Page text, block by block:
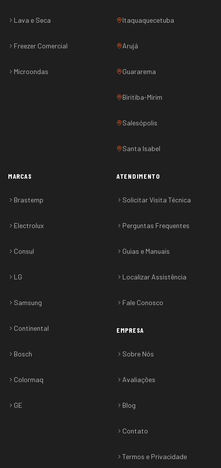
Lava e Seca
Freezer Comercial
Microondas
Itaquaquecetuba
Arujá
Guararema
Biritiba-Mirim
Salesópolis
Santa Isabel
MARCAS
Brastemp
Electrolux
Consul
LG
Samsung
Continental
Bosch
Colormaq
GE
ATENDIMENTO
Solicitar Visita Técnica
Perguntas Frequentes
Guias e Manuais
Localizar Assistência
Fale Conosco
EMPRESA
Sobre Nós
Avaliações
Blog
Contato
Termos e Privacidade